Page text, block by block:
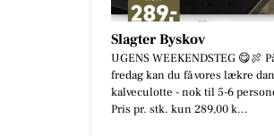
Slagter Byskov
UGENS WEEKENDSTEG 😋🍖 På
fredag kan du få vores lækre dansk
kalveculotte - nok til 5-6 personer.
Pris pr. stk. kun 289,00 k...